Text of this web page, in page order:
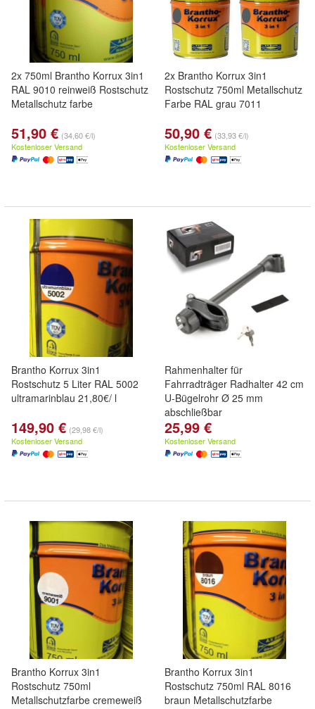
2x 750ml Brantho Korrux 3in1
RAL 9010 reinweiß Rostschutz
Metallschutz farbe
51,90 € (34,60 €/l)
Kostenloser Versand
2x Brantho Korrux 3in1
Rostschutz 750ml Metallschutz
Farbe RAL grau 7011
50,90 € (33,93 €/l)
Kostenloser Versand
Brantho Korrux 3in1
Rostschutz 5 Liter RAL 5002
ultramarinblau 21,80€/ l
149,90 € (29,98 €/l)
Kostenloser Versand
Rahmenhalter für
Fahrradträger Radhalter 42 cm
U-Bügelrohr Ø 25 mm
abschließbar
25,99 €
Kostenloser Versand
Brantho Korrux 3in1
Rostschutz 750ml
Metallschutzfarbe cremeweiß
Brantho Korrux 3in1
Rostschutz 750ml RAL 8016
braun Metallschutzfarbe